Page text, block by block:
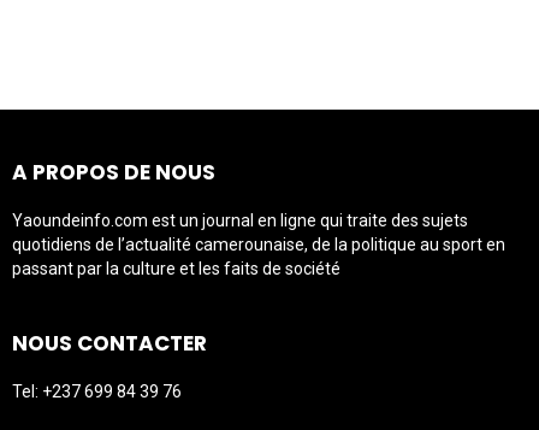
A PROPOS DE NOUS
Yaoundeinfo.com est un journal en ligne qui traite des sujets
quotidiens de l’actualité camerounaise, de la politique au sport en
passant par la culture et les faits de société
NOUS CONTACTER
Tel: +237 699 84 39 76